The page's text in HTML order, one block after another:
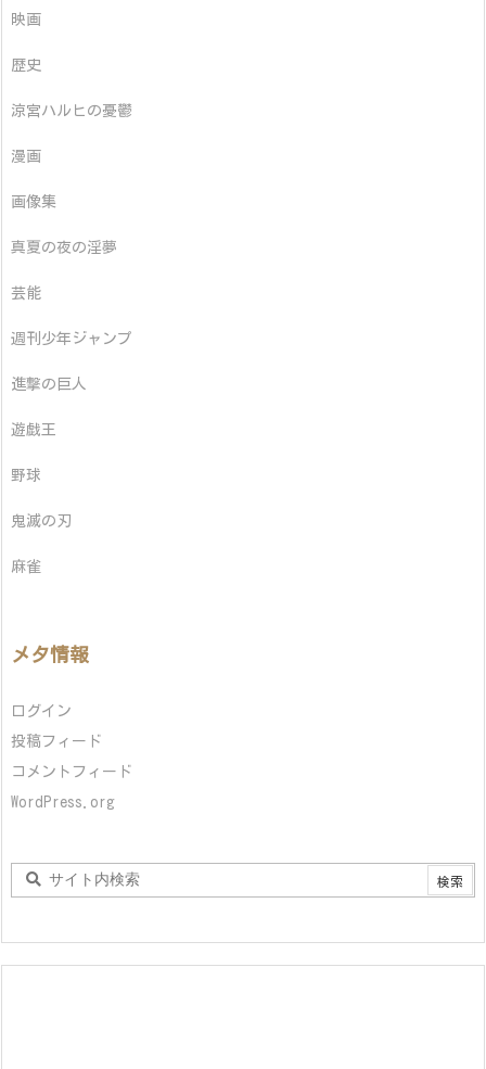
映画
歴史
涼宮ハルヒの憂鬱
漫画
画像集
真夏の夜の淫夢
芸能
週刊少年ジャンプ
進撃の巨人
遊戯王
野球
鬼滅の刃
麻雀
メタ情報
ログイン
投稿フィード
コメントフィード
WordPress.org